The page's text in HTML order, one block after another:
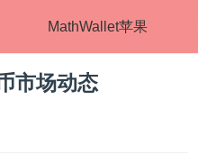
MathWallet苹果
市场动态